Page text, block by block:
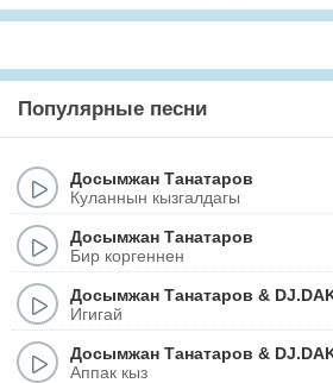
Популярные песни
Досымжан Танатаров
Куланнын кызгалдагы
Досымжан Танатаров
Бир коргеннен
Досымжан Танатаров &
Игигай
Досымжан Танатаров &
Аппак кыз